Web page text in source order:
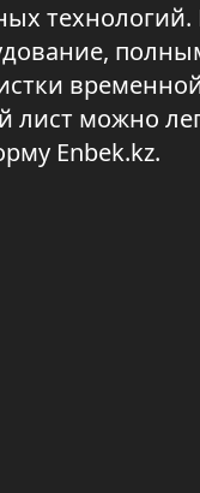
технологий.
лист можно
Enbek.kz.